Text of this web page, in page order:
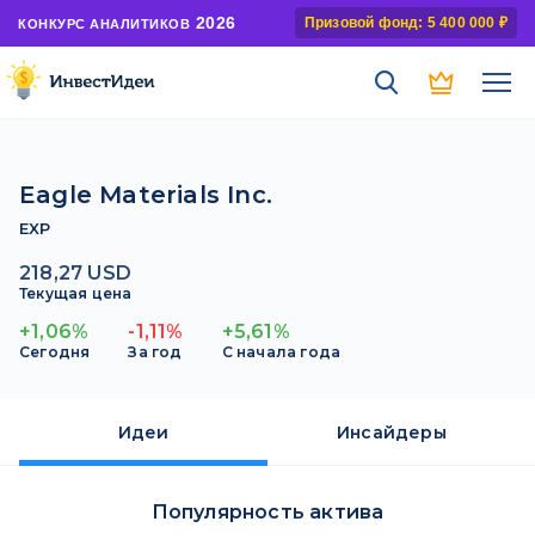
КОНКУРС АНАЛИТИКОВ 2026 Призовой фонд: 5 400 000 ₽
Eagle Materials Inc.
EXP
218,27 USD
Текущая цена
+1,06%
Сегодня
-1,11%
За год
+5,61%
С начала года
Идеи Инсайдеры
Популярность актива